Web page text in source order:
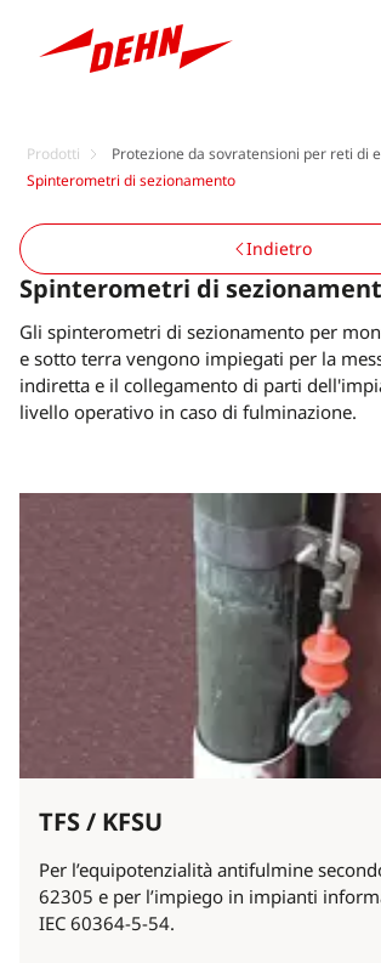
Prodotti
Protezione da sovratensioni per reti di
Spinterometri di sezionamento
Spinterometri di
Gli spinterometri di sezionamento per
e sotto terra vengono impiegati per la
indiretta e il collegamento di parti
livello operativo in caso di fulminazione.
Indietro
TFS / KFSU
Per l’equipotenzialità antifulmine
62305 e per l’impiego in impianti
IEC 60364-5-54.